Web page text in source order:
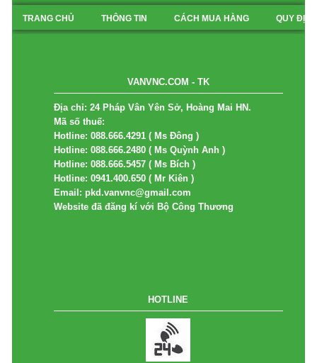
TRANG CHỦ THÔNG TIN CÁCH MUA HÀNG QUY
VANVNC.COM - TK
Địa chỉ: 24 Pháp Vân Yên Sở, Hoàng Mai HN.
Mã số thuế:
Hotline: 088.666.4291 ( Ms Đông )
Hotline: 088.666.2480 ( Ms Quỳnh Anh )
Hotline: 088.666.5457 ( Ms Bích )
Hotline: 0941.400.650 ( Mr Kiên )
Email: pkd.vanvnc@gmail.com
Website đã đăng kí với Bộ Công Thương
HOTLINE